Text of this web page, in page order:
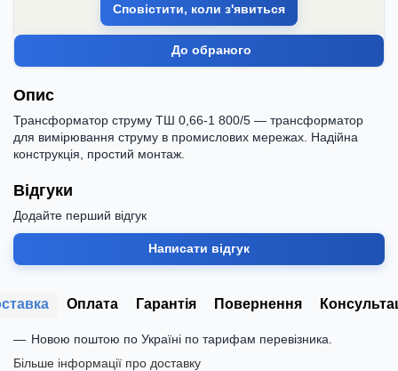
Сповістити, коли з'явиться
До обраного
Опис
Трансформатор струму ТШ 0,66-1 800/5 — трансформатор
для вимірювання струму в промислових мережах. Надійна
конструкція, простий монтаж.
Відгуки
Додайте перший відгук
Написати відгук
Оплата Гарантія Повернення
Новою поштою по Україні по тарифам перевізника.
Більше інформації про доставку